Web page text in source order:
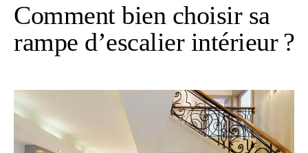
Comment bien choisir sa
rampe d’escalier intérieur ?